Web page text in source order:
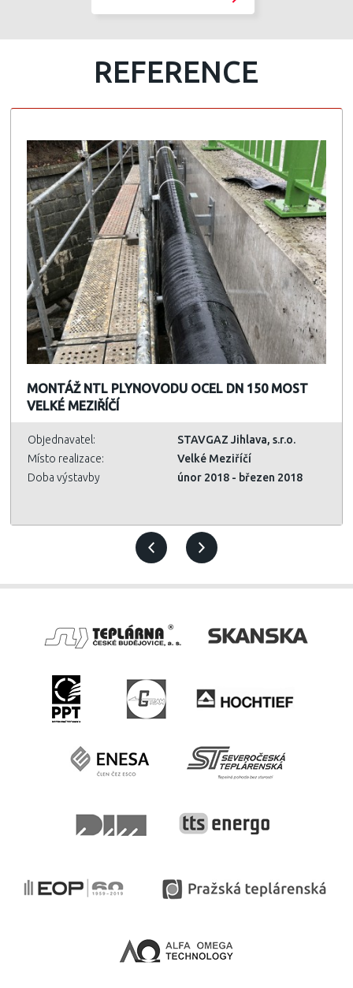
REFERENCE
MONTÁŽ NTL PLYNOVODU OCEL DN 150 MOST
VELKÉ MEZIŘÍČÍ
Objednavatel:
STAVGAZ Jihlava, s.r.o.
Místo realizace:
Velké Meziříčí
Doba výstavby
únor 2018 - březen 2018